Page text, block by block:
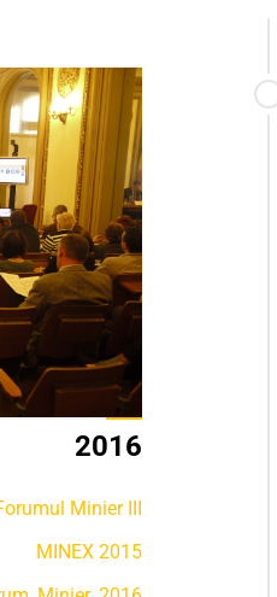
2016
Minier III
MINEX 2015